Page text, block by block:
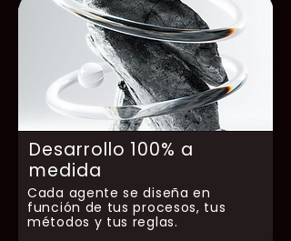
Desarrollo 100% a
medida
Cada agente se diseña en
función de tus procesos, tus
métodos y tus reglas.